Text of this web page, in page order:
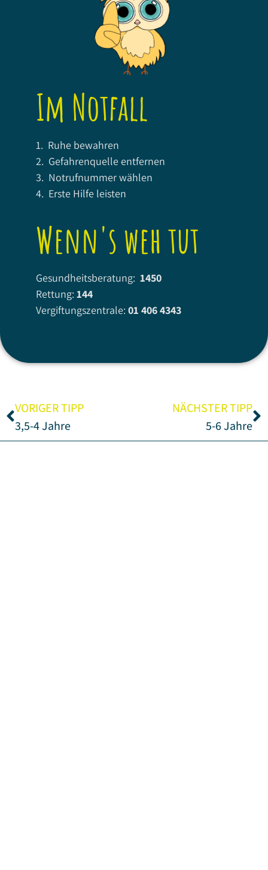
Im Notfall
1. Ruhe bewahren
2. Gefahrenquelle entfernen
3. Notrufnummer wählen
4. Erste Hilfe leisten
Wenn's weh tut
Gesundheitsberatung: 1450
Rettung: 144
Vergiftungszentrale: 01 406 4343
VORIGER TIPP
3,5-4 Jahre
NÄCHSTER TIPP
5-6 Jahre